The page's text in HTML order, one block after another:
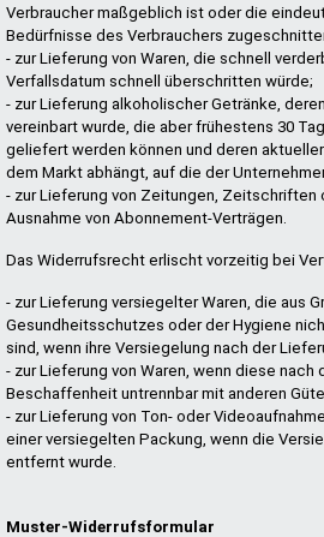
Verbraucher maßgeblich ist oder die
Bedürfnisse des Verbrauchers
- zur Lieferung von Waren, die schnell
Verfallsdatum schnell überschritten würde;
- zur Lieferung alkoholischer Getränke,
vereinbart wurde, die aber frühestens 30
geliefert werden können und deren
dem Markt abhängt, auf die der
- zur Lieferung von Zeitungen, Zeitschriften
Ausnahme von Abonnement-Verträgen.
Das Widerrufsrecht erlischt vorzeitig bei
- zur Lieferung versiegelter Waren, die aus
Gesundheitsschutzes oder der Hygiene
sind, wenn ihre Versiegelung nach der
- zur Lieferung von Waren, wenn diese nach
Beschaffenheit untrennbar mit anderen
- zur Lieferung von Ton- oder
einer versiegelten Packung, wenn die
entfernt wurde.
Muster-Widerrufsformular